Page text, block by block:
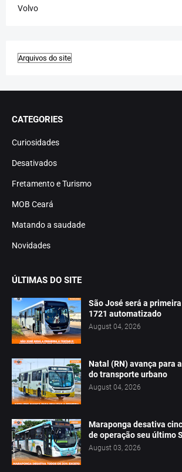
Volvo
CATEGORIES
Curiosidades
Desativados
Fretamento e Turismo
MOB Ceará
Matando a saudade
Novidades
ÚLTIMAS DO SITE
São José será a
1721 automatizado
August 04, 2026
Natal (RN) avança para
do transporte urbano
August 04, 2026
Maraponga desativa
de operação seu último
August 03, 2026